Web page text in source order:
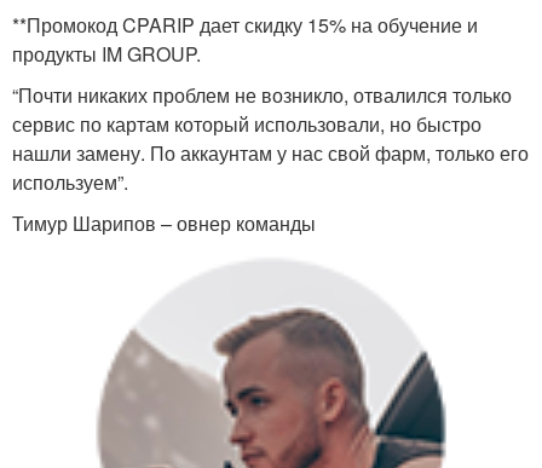
**Промокод CPARIP дает скидку 15% на обучение и
продукты IM GROUP.
“Почти никаких проблем не возникло, отвалился только
сервис по картам который использовали, но быстро
нашли замену. По аккаунтам у нас свой фарм, только его
используем”.
Тимур Шарипов – овнер команды